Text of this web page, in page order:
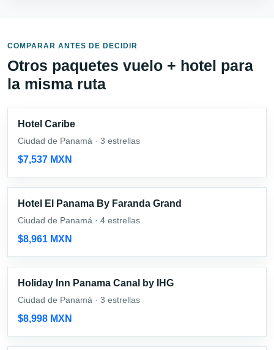
COMPARAR ANTES DE DECIDIR
Otros paquetes vuelo + hotel para
la misma ruta
Hotel Caribe
Ciudad de Panamá · 3 estrellas
$7,537 MXN
Hotel El Panama By Faranda Grand
Ciudad de Panamá · 4 estrellas
$8,961 MXN
Holiday Inn Panama Canal by IHG
Ciudad de Panamá · 3 estrellas
$8,998 MXN